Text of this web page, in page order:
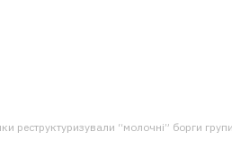
реструктуризували “молочні” борги